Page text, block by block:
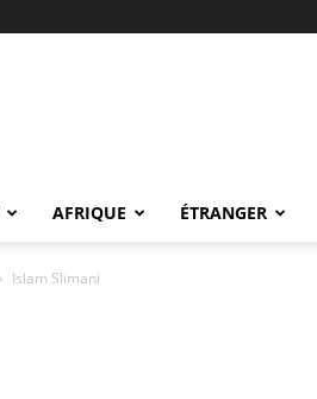
AFRIQUE ÉTRANGER
Islam Slimani